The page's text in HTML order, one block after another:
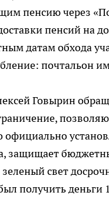
пенсию через
пенсий на
датам обхода
почтальон
Говырин
официально
защищает
свет
получить